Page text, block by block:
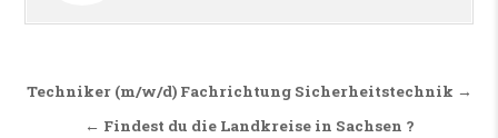
Beitragsnavigation
Techniker (m/w/d) Fachrichtung Sicherheitstechnik →
← Findest du die Landkreise in Sachsen ?